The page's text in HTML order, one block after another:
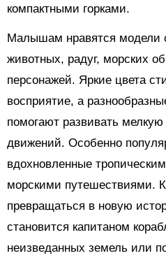
компактными горками.
Малышам нравятся модели
животных, радуг, морских
персонажей. Яркие цвета
восприятие, а
помогают развивать
движений. Особенно
вдохновленные
морскими путешествиями.
превращаться в новую
становится капитаном
неизведанных земель или